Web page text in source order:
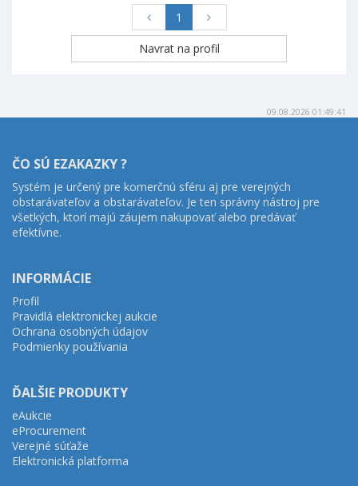
1
09.08.2026 01:49:41
ČO SÚ EZAKAZKY ?
Systém je určený pre komerčnú sféru aj pre verejných
obstarávateľov a obstarávateľov. Je ten správny nástroj pre
všetkých, ktorí majú záujem nakupovať alebo predávať
efektívne.
INFORMÁCIE
Profil
Pravidlá elektronickej aukcie
Ochrana osobných údajov
Podmienky používania
ĎALŠIE PRODUKTY
eAukcie
eProcurement
Verejné súťaže
Elektronická platforma